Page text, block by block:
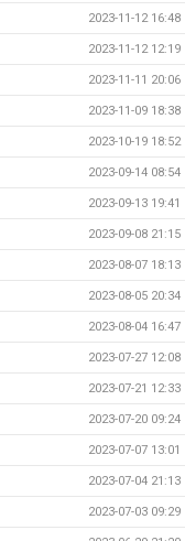
2023-11-12 16:48
2023-11-12 12:19
2023-11-11 20:06
2023-11-09 18:38
2023-10-19 18:52
2023-09-14 08:54
2023-09-13 19:41
2023-09-08 21:15
2023-08-07 18:13
2023-08-05 20:34
2023-08-04 16:47
2023-07-27 12:08
2023-07-21 12:33
2023-07-20 09:24
2023-07-07 13:01
2023-07-04 21:13
2023-07-03 09:29